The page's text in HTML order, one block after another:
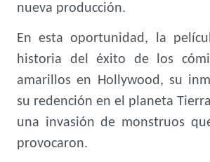
nueva producción.
En esta oportunidad, la
historia del éxito de los
amarillos en Hollywood, su
su redención en el planeta
una invasión de monstruos
provocaron.